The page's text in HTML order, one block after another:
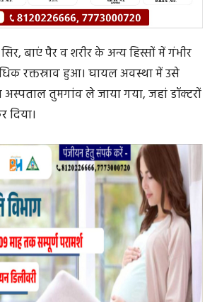
बाएं पैर व शरीर के अन्य हिस्सों में गंभीर
रक्तस्राव हुआ। घायल अवस्था में उसे
तुमगांव ले जाया गया, जहां डॉक्टरों